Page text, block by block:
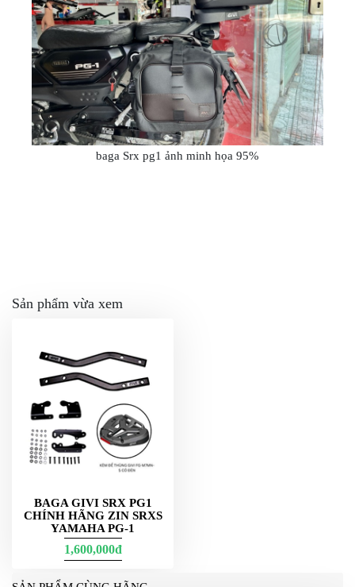
TAI
NGHE
GẮN
MŨ
BẢO
HIỂM
BỘ
VÁ
XE
ĐIỆN
MÁY
PHỤ
PHƯỢT
ĐỒ
CHƠI
KIỆN
MBIKER
PHẨM
baga Srx pg1 ảnh minh họa 95%
Sản phẩm vừa xem
BAGA GIVI SRX PG1
CHÍNH HÃNG ZIN SRXS
YAMAHA PG-1
1,600,000đ